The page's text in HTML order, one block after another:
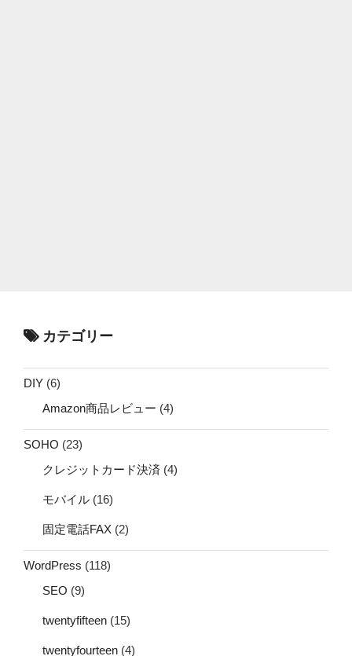
カテゴリー
DIY (6)
Amazon商品レビュー (4)
SOHO (23)
クレジットカード決済 (4)
モバイル (16)
固定電話FAX (2)
WordPress (118)
SEO (9)
twentyfifteen (15)
twentyfourteen (4)